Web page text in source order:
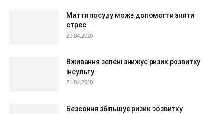
Миття посуду може допомогти зняти
стрес
20.04.2020
Вживання зелені знижує ризик розвитку
інсульту
21.04.2020
Безсоння збільшує ризик розвитку